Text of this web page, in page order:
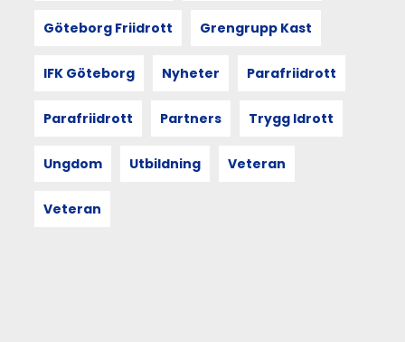
Göteborg Friidrott Grengrupp Kast
IFK Göteborg Nyheter Parafriidrott
Parafriidrott Partners Trygg Idrott
Ungdom Utbildning Veteran
Veteran